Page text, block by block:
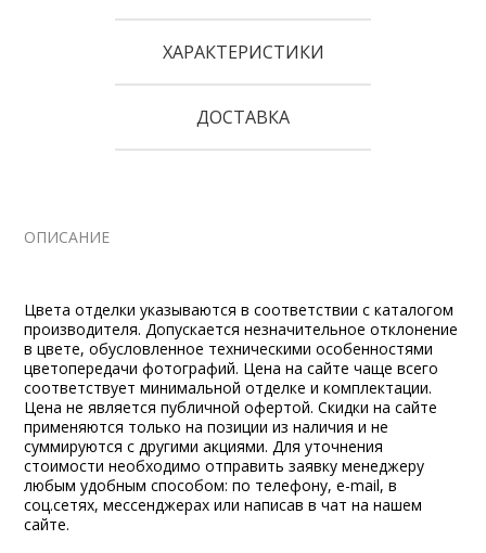
ХАРАКТЕРИСТИКИ
ДОСТАВКА
ОПИСАНИЕ
Цвета отделки указываются в соответствии с каталогом
производителя. Допускается незначительное отклонение
в цвете, обусловленное техническими особенностями
цветопередачи фотографий. Цена на сайте чаще всего
соответствует минимальной отделке и комплектации.
Цена не является публичной офертой. Скидки на сайте
применяются только на позиции из наличия и не
суммируются с другими акциями. Для уточнения
стоимости необходимо отправить заявку менеджеру
любым удобным способом: по телефону, e-mail, в
соц.сетях, мессенджерах или написав в чат на нашем
сайте.